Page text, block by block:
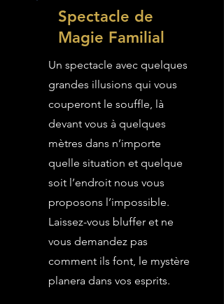
Spectacle de
Magie Familial
Un spectacle avec quelques
grandes illusions qui vous
couperont le souffle, là
devant vous à quelques
mètres dans n’importe
quelle situation et quelque
soit l’endroit nous vous
proposons l’impossible.
Laissez-vous bluffer et ne
vous demandez pas
comment ils font, le mystère
planera dans vos esprits.